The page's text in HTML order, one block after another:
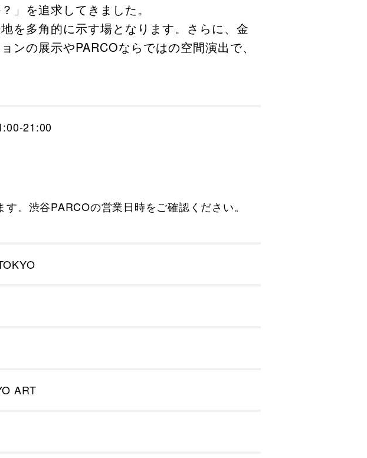
」を追求してきました。
を多角的に示す場となります。さらに、金
の展示やPARCOならではの空間演出で、
21:00
。渋谷PARCOの営業日時をご確認ください。
ART